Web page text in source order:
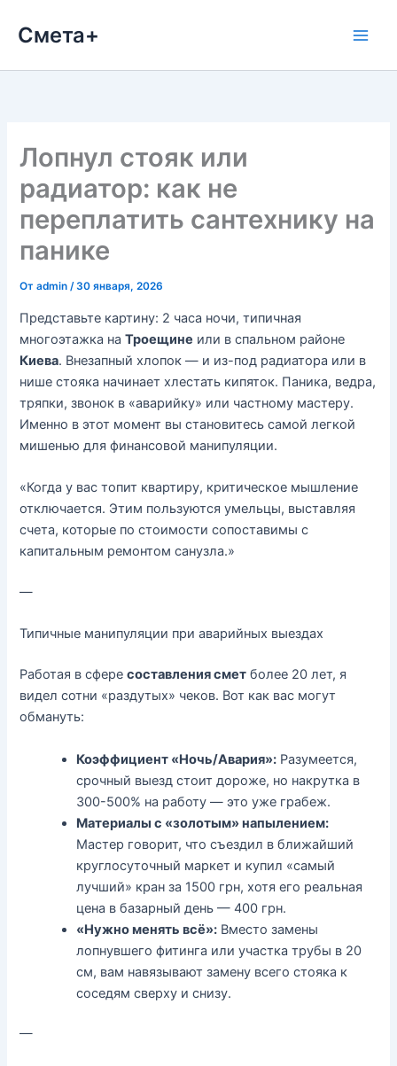
Смета+
Лопнул стояк или
радиатор: как не
переплатить сантехнику на
панике
Отadmin/30 января, 2026
Представьте картину: 2 часа ночи, типичная
многоэтажка наТроещине или в спальном районе
Киева. Внезапный хлопок — и из-под радиатора или в
нише стояка начинает хлестать кипяток. Паника, ведра,
тряпки, звонок в «аварийку» или частному мастеру.
Именно в этот момент вы становитесь самой легкой
мишенью для финансовой манипуляции.
«Когда у вас топит квартиру, критическое мышление
отключается. Этим пользуются умельцы, выставляя
счета, которые по стоимости сопоставимы с
капитальным ремонтом санузла.»
—
Типичные манипуляции при аварийных выездах
Работая в сфересоставления смет более 20 лет, я
видел сотни «раздутых» чеков. Вот как вас могут
обмануть:
Коэффициент «Ночь/Авария»: Разумеется,
срочный выезд стоит дороже, но накрутка в
300-500% на работу — это уже грабеж.
Материалы с «золотым» напылением:
Мастер говорит, что съездил в ближайший
круглосуточный маркет и купил «самый
лучший» кран за 1500 грн, хотя его реальная
цена в базарный день — 400 грн.
«Нужно менять всё»: Вместо замены
лопнувшего фитинга или участка трубы в 20
см, вам навязывают замену всего стояка к
соседям сверху и снизу.
—